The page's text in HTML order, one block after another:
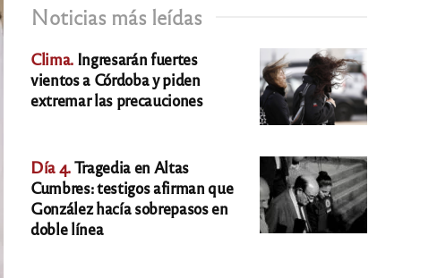
Noticias más leídas
Clima. Ingresarán fuertes
vientos a Córdoba y piden
extremar las precauciones
Día 4.Tragedia en Altas
Cumbres: testigos afirman que
González hacía sobrepasos en
doble línea